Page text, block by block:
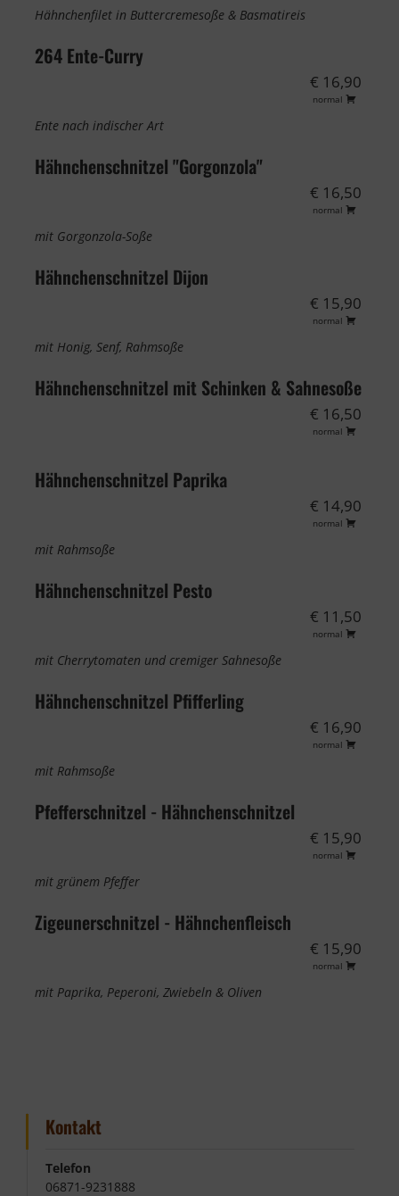
Hähnchenfilet in Buttercremesoße & Basmatireis
264 Ente-Curry
€ 16,90
normal
Ente nach indischer Art
Hähnchenschnitzel "Gorgonzola"
€ 16,50
normal
mit Gorgonzola-Soße
Hähnchenschnitzel Dijon
€ 15,90
normal
mit Honig, Senf, Rahmsoße
Hähnchenschnitzel mit Schinken & Sahnesoße
€ 16,50
normal
Hähnchenschnitzel Paprika
€ 14,90
normal
mit Rahmsoße
Hähnchenschnitzel Pesto
€ 11,50
normal
mit Cherrytomaten und cremiger Sahnesoße
Hähnchenschnitzel Pfifferling
€ 16,90
normal
mit Rahmsoße
Pfefferschnitzel - Hähnchenschnitzel
€ 15,90
normal
mit grünem Pfeffer
Zigeunerschnitzel - Hähnchenfleisch
€ 15,90
normal
mit Paprika, Peperoni, Zwiebeln & Oliven
Kontakt
Telefon
06871-9231888